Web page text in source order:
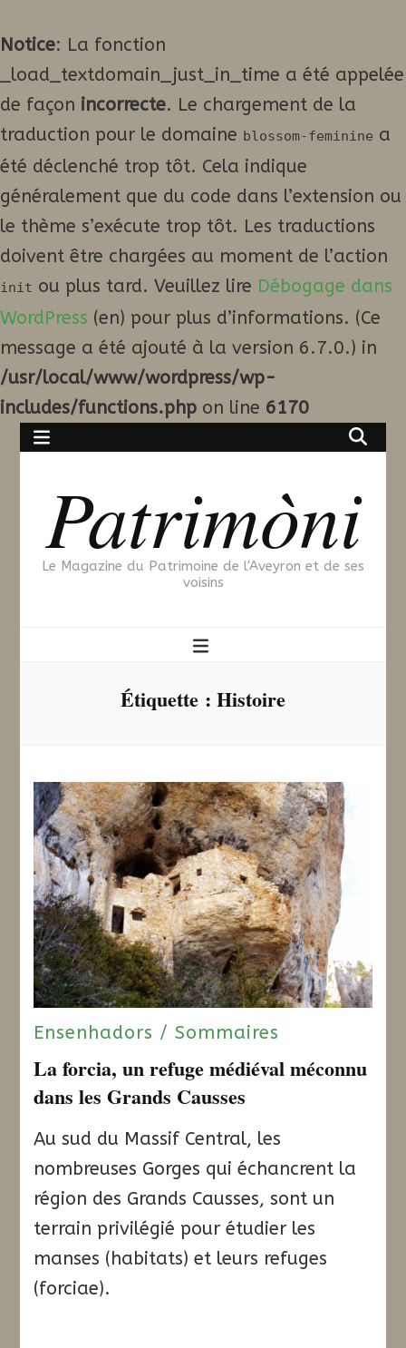
Notice: La fonction
_load_textdomain_just_in_time a été appelée
de façon incorrecte. Le chargement de la
traduction pour le domaine blossom-feminine a
été déclenché trop tôt. Cela indique
généralement que du code dans l’extension ou
le thème s’exécute trop tôt. Les traductions
doivent être chargées au moment de l’action
init ou plus tard. Veuillez lire Débogage dans
WordPress (en) pour plus d’informations. (Ce
message a été ajouté à la version 6.7.0.) in
/usr/local/www/wordpress/wp-
includes/functions.php on line 6170
Patrimòni
Le Magazine du Patrimoine de l'Aveyron et de ses
voisins
Étiquette : Histoire
Ensenhadors / Sommaires
La forcia, un refuge médiéval méconnu
dans les Grands Causses
Au sud du Massif Central, les
nombreuses Gorges qui échancrent la
région des Grands Causses, sont un
terrain privilégié pour étudier les
manses (habitats) et leurs refuges
(forciae).